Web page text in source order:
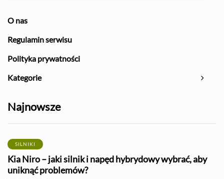
O nas
Regulamin serwisu
Polityka prywatności
Kategorie
Najnowsze
SILNIKI
Kia Niro – jaki silnik i napęd hybrydowy wybrać, aby
uniknąć problemów?